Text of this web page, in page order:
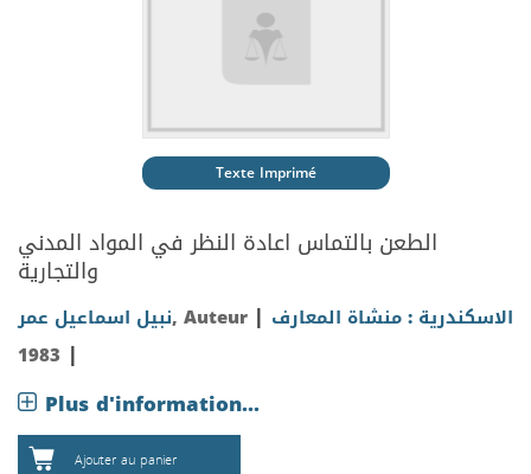
Texte Imprimé
الطعن بالتماس اعادة النظر في المواد المدني
والتجارية
نبيل اسماعيل عمر, Auteur | الاسكندرية : منشاة المعارف
|
1983
Plus d'information...
Ajouter au panier